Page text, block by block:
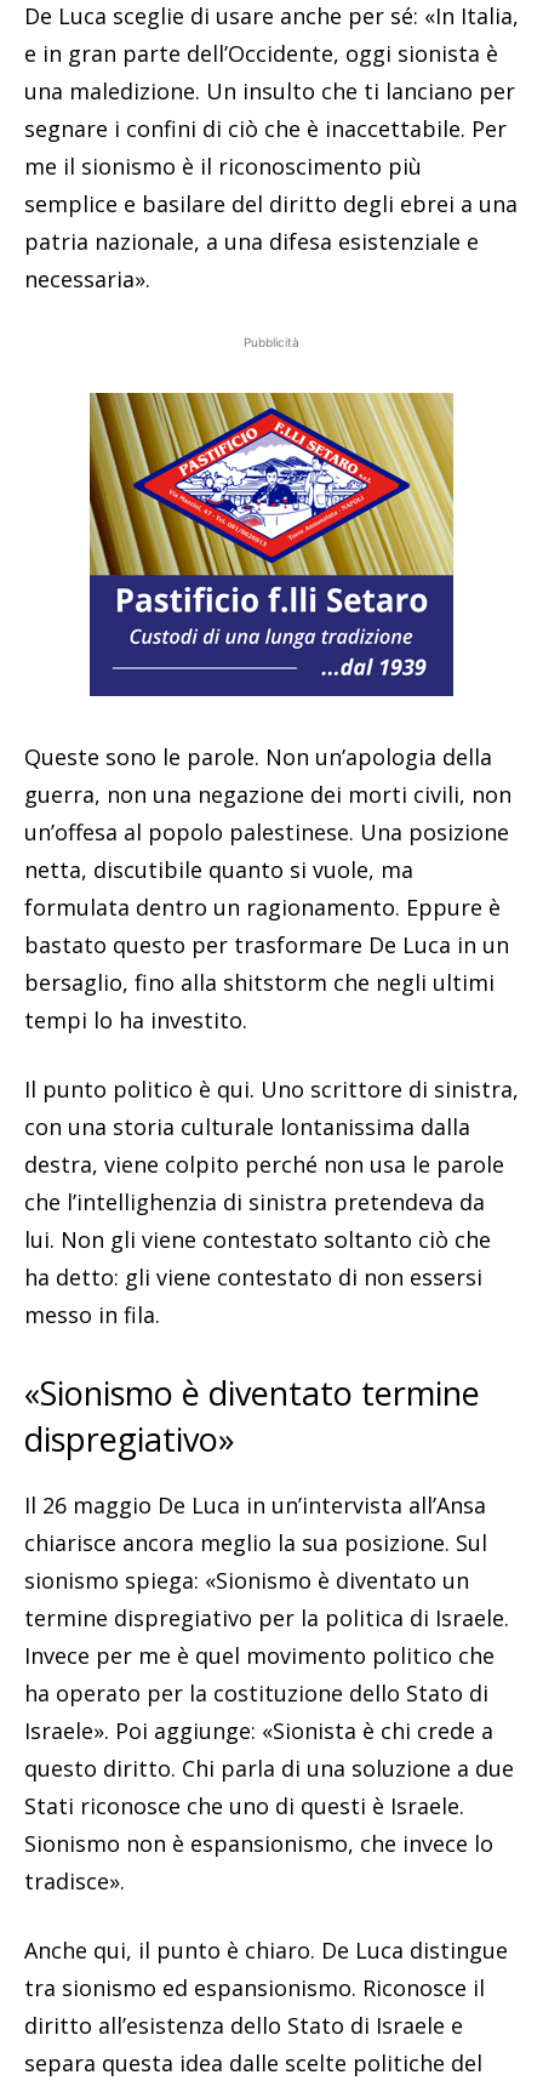
De Luca sceglie di usare anche per sé: «In Italia,
e in gran parte dell’Occidente, oggi sionista è
una maledizione. Un insulto che ti lanciano per
segnare i confini di ciò che è inaccettabile. Per
me il sionismo è il riconoscimento più
semplice e basilare del diritto degli ebrei a una
patria nazionale, a una difesa esistenziale e
necessaria».
Pubblicità
Queste sono le parole. Non un’apologia della
guerra, non una negazione dei morti civili, non
un’offesa al popolo palestinese. Una posizione
netta, discutibile quanto si vuole, ma
formulata dentro un ragionamento. Eppure è
bastato questo per trasformare De Luca in un
bersaglio, fino alla shitstorm che negli ultimi
tempi lo ha investito.
Il punto politico è qui. Uno scrittore di sinistra,
con una storia culturale lontanissima dalla
destra, viene colpito perché non usa le parole
che l’intellighenzia di sinistra pretendeva da
lui. Non gli viene contestato soltanto ciò che
ha detto: gli viene contestato di non essersi
messo in fila.
«Sionismo è diventato termine
dispregiativo»
Il 26 maggio De Luca in un’intervista all’Ansa
chiarisce ancora meglio la sua posizione. Sul
sionismo spiega: «Sionismo è diventato un
termine dispregiativo per la politica di Israele.
Invece per me è quel movimento politico che
ha operato per la costituzione dello Stato di
Israele». Poi aggiunge: «Sionista è chi crede a
questo diritto. Chi parla di una soluzione a due
Stati riconosce che uno di questi è Israele.
Sionismo non è espansionismo, che invece lo
tradisce».
Anche qui, il punto è chiaro. De Luca distingue
tra sionismo ed espansionismo. Riconosce il
diritto all’esistenza dello Stato di Israele e
separa questa idea dalle scelte politiche del